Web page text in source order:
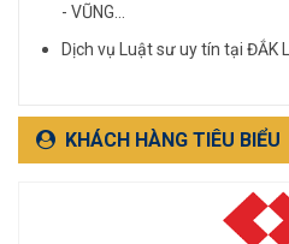
- VŨNG...
Dịch vụ Luật sư uy tín tại ĐẮK
Dịch vụ Luật sư uy tín tại
KHÁCH HÀNG TIÊU BIỂU